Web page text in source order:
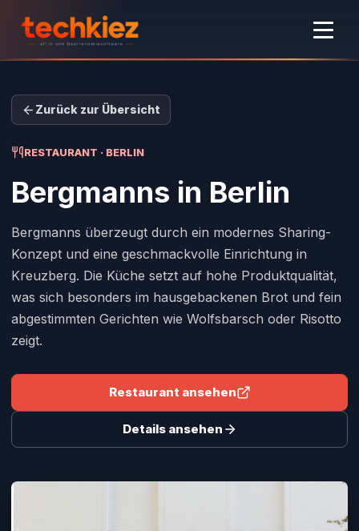
Zurück zur Übersicht
RESTAURANT · BERLIN
Bergmanns in Berlin
Bergmanns überzeugt durch ein modernes Sharing-
Konzept und eine geschmackvolle Einrichtung in
Kreuzberg. Die Küche setzt auf hohe Produktqualität,
was sich besonders im hausgebackenen Brot und fein
abgestimmten Gerichten wie Wolfsbarsch oder Risotto
zeigt.
Restaurant ansehen
Details ansehen